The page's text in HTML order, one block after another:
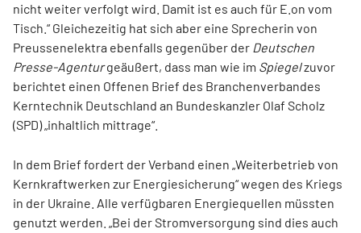
nicht weiter verfolgt wird. Damit ist es auch für E.on vom
Tisch.“ Gleichezeitig hat sich aber eine Sprecherin von
Preussenelektra ebenfalls gegenüber der Deutschen
Presse-Agenturgeäußert, dass man wie im Spiegelzuvor
berichtet einen Offenen Brief des Branchenverbandes
Kerntechnik Deutschland an Bundeskanzler Olaf Scholz
(SPD) „inhaltlich mittrage“.
In dem Brief fordert der Verband einen „Weiterbetrieb von
Kernkraftwerken zur Energiesicherung“ wegen des Kriegs
in der Ukraine. Alle verfügbaren Energiequellen müssten
genutzt werden. „Bei der Stromversorgung sind dies auch